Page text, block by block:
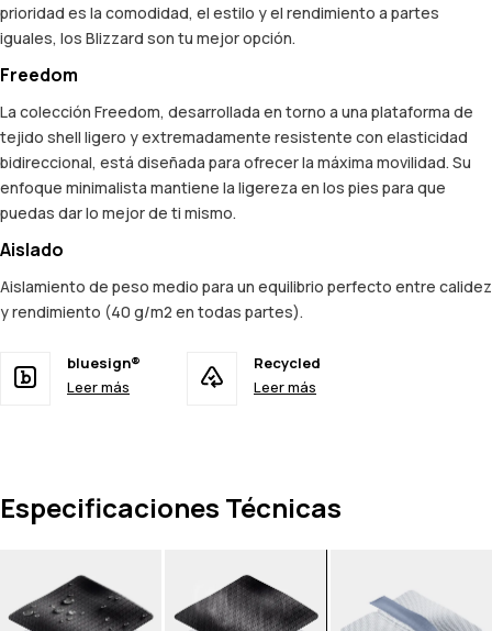
prioridad es la comodidad, el estilo y el rendimiento a partes
iguales, los Blizzard son tu mejor opción.
Freedom
La colección Freedom, desarrollada en torno a una plataforma de
tejido shell ligero y extremadamente resistente con elasticidad
bidireccional, está diseñada para ofrecer la máxima movilidad. Su
enfoque minimalista mantiene la ligereza en los pies para que
puedas dar lo mejor de ti mismo.
Aislado
Aislamiento de peso medio para un equilibrio perfecto entre calidez
y rendimiento (40 g/m2 en todas partes).
bluesign®
Leer más
Recycled
Leer más
Especificaciones Técnicas